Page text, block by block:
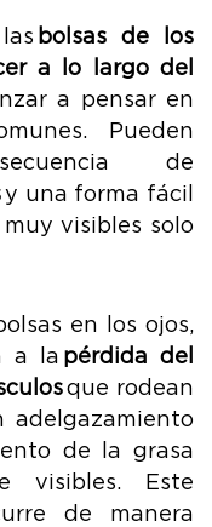
bolsas de los
a lo largo del
a pensar en
Pueden
de
y una forma fácil
visibles solo
en los ojos,
a la pérdida del
que rodean
adelgazamiento
de la grasa
visibles. Este
de manera